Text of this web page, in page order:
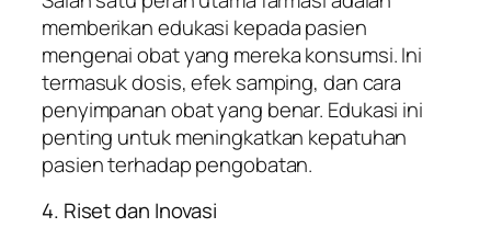
memberikan edukasi kepada pasien
mengenai obat yang mereka konsumsi. Ini
termasuk dosis, efek samping, dan cara
penyimpanan obat yang benar. Edukasi ini
penting untuk meningkatkan kepatuhan
pasien terhadap pengobatan.
4. Riset dan Inovasi